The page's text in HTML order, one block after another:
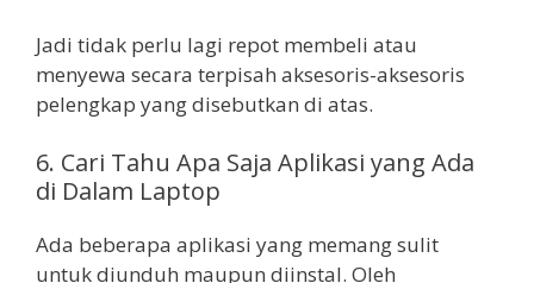
Jadi tidak perlu lagi repot membeli atau
menyewa secara terpisah aksesoris-aksesoris
pelengkap yang disebutkan di atas.
6. Cari Tahu Apa Saja Aplikasi yang Ada
di Dalam Laptop
Ada beberapa aplikasi yang memang sulit
untuk diunduh maupun diinstal. Oleh